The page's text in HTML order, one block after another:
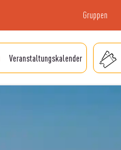
Gruppen
Veranstaltungskalender